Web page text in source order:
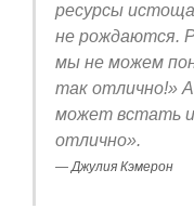
ресурсы
не рождаются.
мы не можем
так отлично!»
может встать
отлично».
Джулия Кэмерон